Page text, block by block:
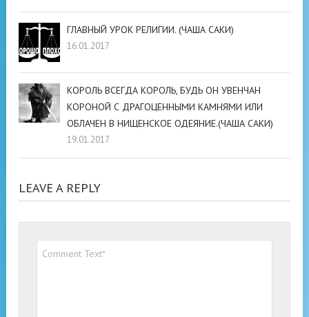
ГЛАВНЫЙ УРОК РЕЛИГИИ. (ЧАША САКИ)
16.01.2017
КОРОЛЬ ВСЕГДА КОРОЛЬ, БУДЬ ОН УВЕНЧАН
КОРОНОЙ С ДРАГОЦЕННЫМИ КАМНЯМИ ИЛИ
ОБЛАЧЕН В НИЩЕНСКОЕ ОДЕЯНИЕ.(ЧАША САКИ)
19.01.2017
LEAVE A REPLY